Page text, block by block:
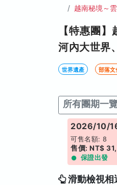
越南秘境～
【特惠團
河內大世界
世界遺產 部落文
所有團期一
2026/10/
可售名額: 8
售價: NT$
保證出發
滑動檢視相